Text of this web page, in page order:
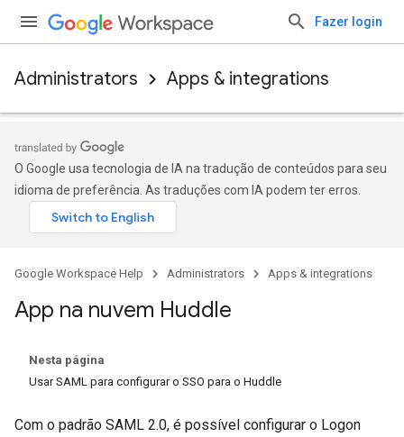
Fazer login
Administrators Apps & integrations
O Google usa tecnologia de IA na tradução de conteúdos para seu
idioma de preferência. As traduções com IA podem ter erros.
Google Workspace Help Administrators Apps & integrations
App na nuvem Huddle
Nesta página
Usar SAML para configurar o SSO para o Huddle
Com o padrão SAML 2.0, é possível configurar o Logon